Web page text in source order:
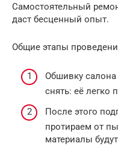
Самостоятельный
даст бесценный опыт.
Общие этапы
Обшивку
снять: её легко
После этого
протираем от
материалы